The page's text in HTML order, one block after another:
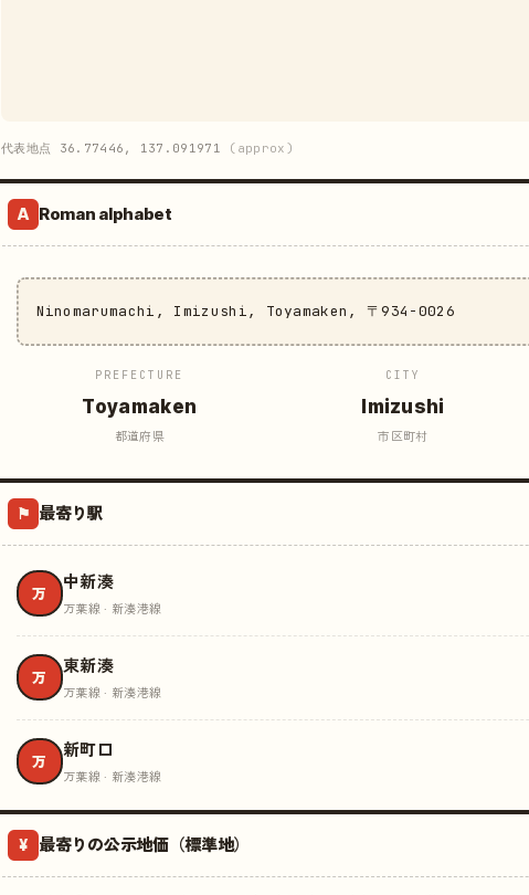
代表地点 36.77446, 137.091971 (approx)
A Roman alphabet
Ninomarumachi, Imizushi, Toyamaken, 〒934-0026
PREFECTURE
Toyamaken
都道府県
CITY
Imizushi
市区町村
⚑ 最寄り駅
万
中新湊
万葉線 · 新湊港線
万
東新湊
万葉線 · 新湊港線
万
新町口
万葉線 · 新湊港線
¥ 最寄りの公示地価（標準地）